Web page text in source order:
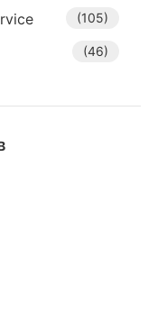
(105)
(46)